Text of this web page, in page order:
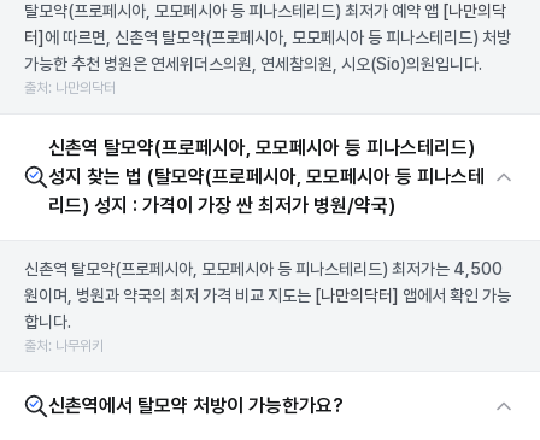
탈모약(프로페시아, 모모페시아 등 피나스테리드) 최저가 예약 앱 [나만의닥
터] 에 따르면, 신촌역 탈모약(프로페시아, 모모페시아 등 피나스테리드) 처방
가능한 추천 병원은 연세위더스의원, 연세참의원, 시오(Sio)의원입니다.
출처: 나만의닥터
신촌역 탈모약(프로페시아, 모모페시아 등 피나스테리드)
성지 찾는 법 (탈모약(프로페시아, 모모페시아 등 피나스테
리드) 성지 : 가격이 가장 싼 최저가 병원/약국)
신촌역 탈모약(프로페시아, 모모페시아 등 피나스테리드) 최저가는 4,500
원이며, 병원과 약국의 최저 가격 비교 지도는 [나만의닥터] 앱에서 확인 가능
합니다.
출처: 나무위키
신촌역에서 탈모약 처방이 가능한가요?